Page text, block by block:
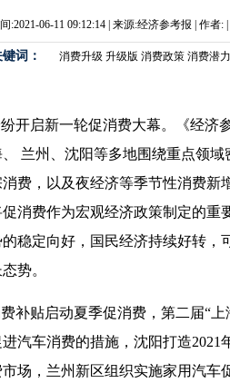
:2021-06-11 09:12:14 | 来源:经济参考报 | 作者:
键词： 消费升级 升级版 消费政策 消费潜力
开启新一轮促消费大幕。《经济
兰州、沈阳等多地围绕重点领域
费，以及夜经济等季节性消费新
消费作为宏观经济政策制定的重
稳定向好，国民经济持续好转，
势。
补贴启动夏季促消费，第二届“
汽车消费的措施，沈阳打造2021
市场，兰州新区组织实施家用汽